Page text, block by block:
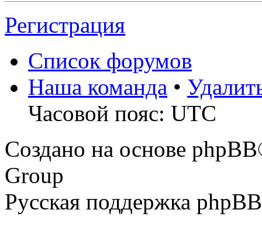
Регистрация
Список форумов
Наша команда •
Часовой пояс: UTC
Создано на основе
Group
Русская поддержка phpBB